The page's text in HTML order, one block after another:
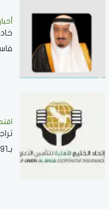
بـ91% إلى 0.7 مليون دولار